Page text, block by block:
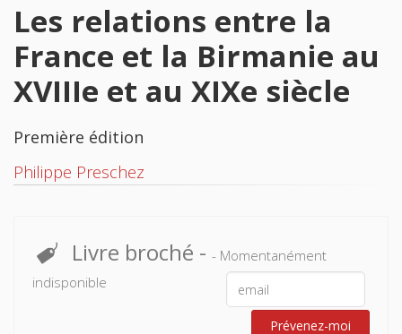
Les relations entre la
France et la Birmanie au
XVIIIe et au XIXe siècle
Première édition
Philippe Preschez
Livre broché - - Momentanément
indisponible
Prévenez-moi